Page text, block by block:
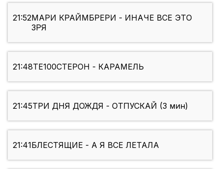
21:52МАРИ КРАЙМБРЕРИ - ИНАЧЕ ВСЕ ЭТО
ЗРЯ
21:48ТЕ100СТЕРОН - КАРАМЕЛЬ
21:45ТРИ ДНЯ ДОЖДЯ - ОТПУСКАЙ (3 мин)
21:41БЛЕСТЯЩИЕ - А Я ВСЕ ЛЕТАЛА